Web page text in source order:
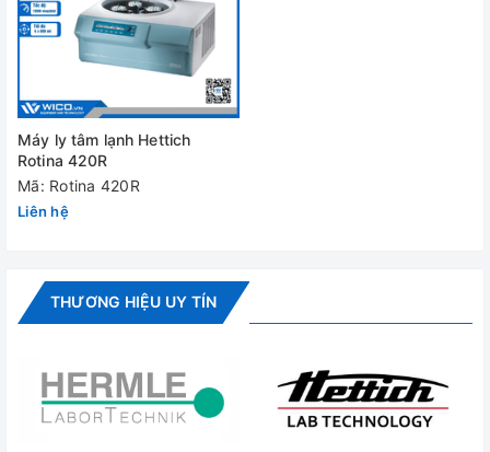
Máy ly tâm lạnh Hettich
Rotina 420R
Mã: Rotina 420R
Liên hệ
THƯƠNG HIỆU UY TÍN